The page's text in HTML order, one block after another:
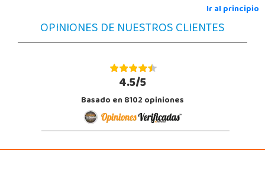
Juguetilandia Murcia
Murcia
C/ Victor Garrigos, nº 15, Parque Comercial Thader
Ir al principio
OPINIONES DE NUESTROS CLIENTES
4.5/5
Basado en 8102 opiniones